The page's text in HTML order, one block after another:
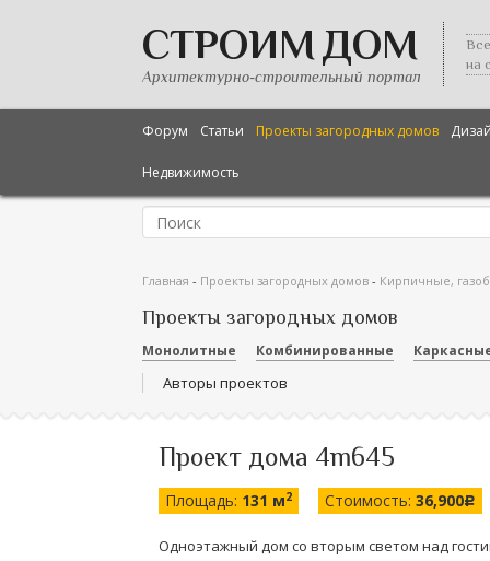
СТРОИМ ДОМ
Архитектурно-строительный портал
на
Форум Статьи Проекты загородных домов
Недвижимость
Главная - Проекты загородных домов - Кирпичные,
Проекты загородных домов
Монолитные Комбинированные
Авторы проектов
Проект дома 4m645
Площадь: 131 м2 Стоимость: 36,900c
Одноэтажный дом со вторым светом над